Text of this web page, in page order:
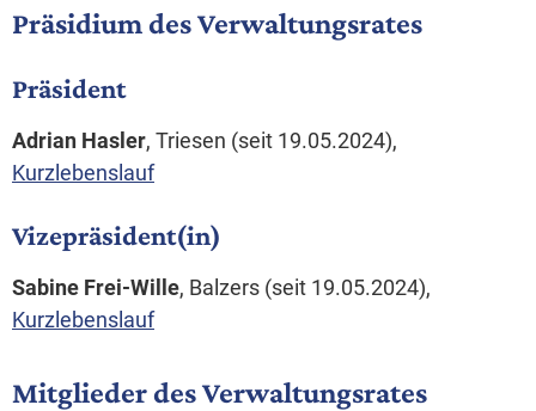
Präsidium des Verwaltungsrates
Präsident
Adrian Hasler, Triesen (seit 19.05.2024),
Kurzlebenslauf
Vizepräsident(in)
Sabine Frei-Wille, Balzers (seit 19.05.2024),
Kurzlebenslauf
Mitglieder des Verwaltungsrates